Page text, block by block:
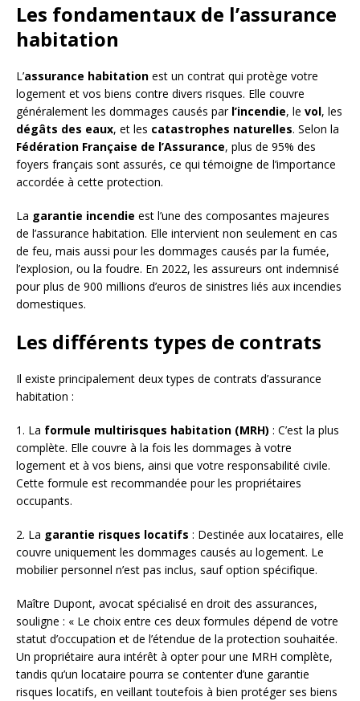
Les fondamentaux de l’assurance
habitation
L’assurance habitation est un contrat qui protège votre
logement et vos biens contre divers risques. Elle couvre
généralement les dommages causés par l’incendie, le vol, les
dégâts des eaux, et les catastrophes naturelles. Selon la
Fédération Française de l’Assurance, plus de 95% des
foyers français sont assurés, ce qui témoigne de l’importance
accordée à cette protection.
La garantie incendie est l’une des composantes majeures
de l’assurance habitation. Elle intervient non seulement en cas
de feu, mais aussi pour les dommages causés par la fumée,
l’explosion, ou la foudre. En 2022, les assureurs ont indemnisé
pour plus de 900 millions d’euros de sinistres liés aux incendies
domestiques.
Les différents types de contrats
Il existe principalement deux types de contrats d’assurance
habitation :
1. La formule multirisques habitation (MRH) : C’est la plus
complète. Elle couvre à la fois les dommages à votre
logement et à vos biens, ainsi que votre responsabilité civile.
Cette formule est recommandée pour les propriétaires
occupants.
2. La garantie risques locatifs : Destinée aux locataires, elle
couvre uniquement les dommages causés au logement. Le
mobilier personnel n’est pas inclus, sauf option spécifique.
Maître Dupont, avocat spécialisé en droit des assurances,
souligne : « Le choix entre ces deux formules dépend de votre
statut d’occupation et de l’étendue de la protection souhaitée.
Un propriétaire aura intérêt à opter pour une MRH complète,
tandis qu’un locataire pourra se contenter d’une garantie
risques locatifs, en veillant toutefois à bien protéger ses biens